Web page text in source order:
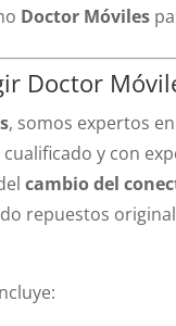
Doctor Móviles
Doctor
, somos expertos
y con
cambio del
repuestos